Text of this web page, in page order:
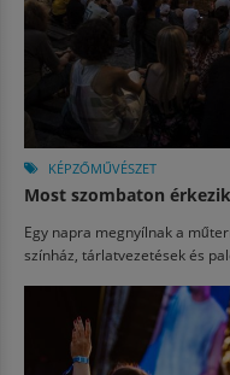
KÉPZŐMŰVÉSZET
Most szombaton
Egy napra megnyílnak a
színház, tárlatvezetések és